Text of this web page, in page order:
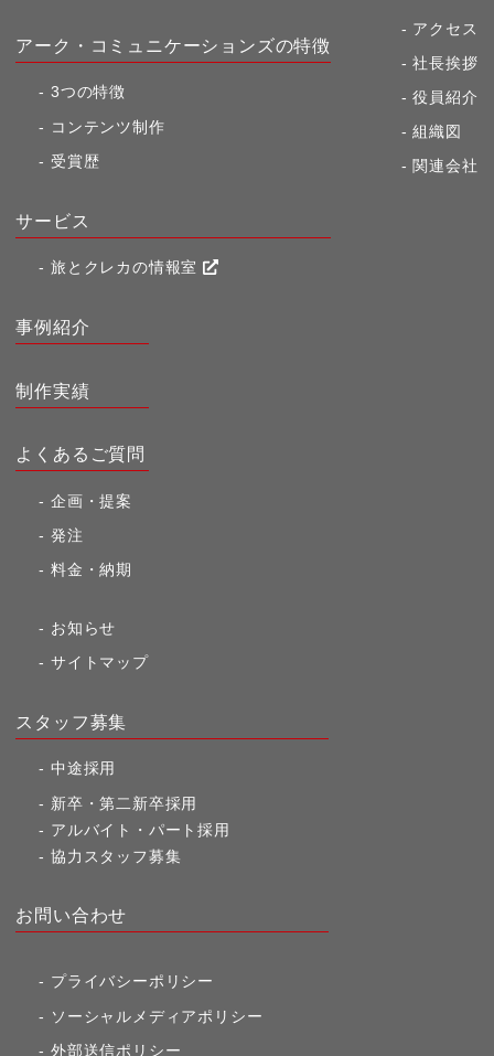
アーク・コミュニケーションズの特徴
3つの特徴
コンテンツ制作
受賞歴
サービス
旅とクレカの情報室
アクセス
社長挨拶
役員紹介
組織図
関連会社
事例紹介
制作実績
よくあるご質問
企画・提案
発注
料金・納期
お知らせ
サイトマップ
スタッフ募集
中途採用
新卒・第二新卒採用
アルバイト・パート採用
協力スタッフ募集
お問い合わせ
プライバシーポリシー
ソーシャルメディアポリシー
外部送信ポリシー